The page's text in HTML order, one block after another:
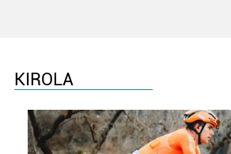
KIROLA